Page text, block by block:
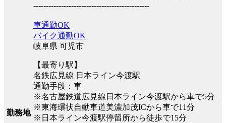
----------------------------------------------
勤務地
車通勤OK
バイク通勤OK
岐阜県 可児市
【最寄り駅】
名鉄広見線 日本ライン今渡駅
通勤手段：車
※名古屋鉄道広見線日本ライン今渡駅から車で5分
※東海環状自動車道美濃加茂ICから車で11分
※日本ライン今渡駅停留所から徒歩で15分